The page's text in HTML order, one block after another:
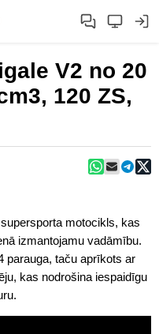
V2 no 20
120 ZS,
motocikls, kas
izmantojamu vadāmību.
parauga, taču aprīkots ar
kas nodrošina iespaidīgu